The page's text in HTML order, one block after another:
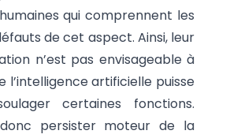
qui comprennent les
de cet aspect. Ainsi, leur
n’est pas envisageable à
l’intelligence artificielle puisse
certaines fonctions.
donc persister moteur de la